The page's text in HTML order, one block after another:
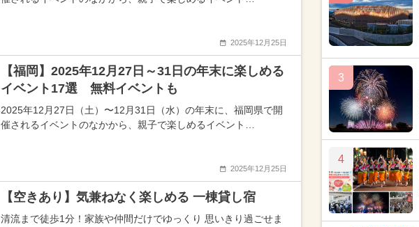
2025年12月25日
【福岡】2025年12月27日～31日の年末に楽しめる
イベント17選 無料イベントも
2025年12月27日（土）〜12月31日（水）の年末に、福岡県で開
催されるイベントのなかから、親子で楽しめるイベント…
2025年12月25日
【空きあり】気兼ねなく楽しめる 一棟貸し宿
清流まで徒歩1分！家族や仲間だけでゆっくり 思いきり過ごせま
3
4